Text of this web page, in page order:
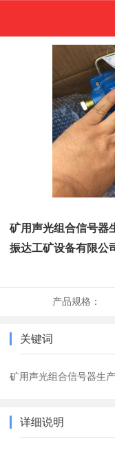
矿用声光组合信号器
振达工矿设备有限公
产品规格：
关键词
矿用声光组合信号器生
详细说明